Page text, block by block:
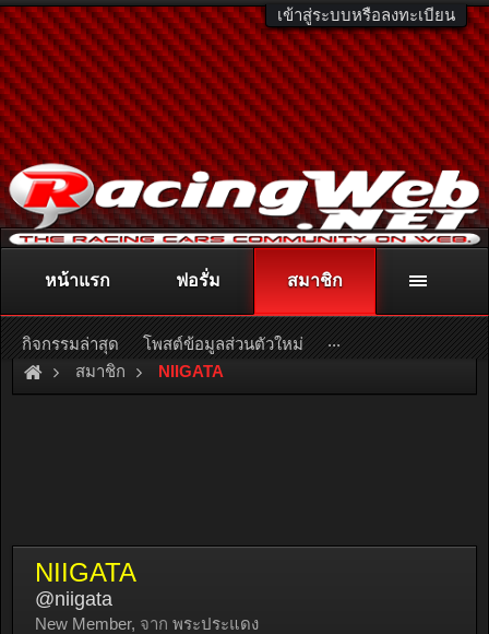
เข้าสู่ระบบหรือลงทะเบียน
ติดต่อลงโฆษณา racingweb@gmail.comหรือโทร. 081-811-1138
หรืออ่านรายละเอียดเพิ่มเติม คลิกที่นี่
สมาชิก NIIGATA
NIIGATA
@niigata
New Member, จาก พระประแดง
หน้าแรก ฟอรั่ม สมาชิก
กิจกรรมล่าสุด โพสต์ข้อมูลส่วนตัวใหม่ ...